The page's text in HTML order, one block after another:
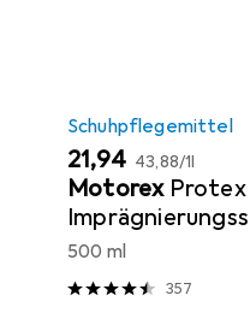
Schuhpflegemittel
EUR
21,94 EUR
43,88/1l
Motorex Protex
500 ml
357